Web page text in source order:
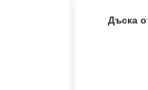
Дъска